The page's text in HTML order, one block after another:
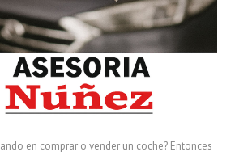
en comprar o vender un coche? Entonces